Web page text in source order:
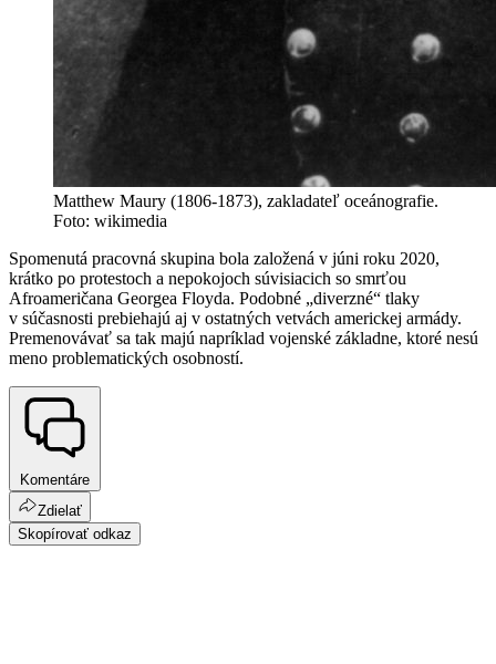
Matthew Maury (1806-1873), zakladateľ oceánografie.
Foto: wikimedia
Spomenutá pracovná skupina bola založená v júni roku 2020,
krátko po protestoch a nepokojoch súvisiacich so smrťou
Afroameričana Georgea Floyda. Podobné „diverzné“ tlaky
v súčasnosti prebiehajú aj v ostatných vetvách americkej armády.
Premenovávať sa tak majú napríklad vojenské základne, ktoré nesú
meno problematických osobností.
Komentáre
Zdielať
Skopírovať odkaz